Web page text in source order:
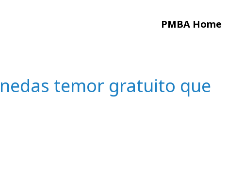
PMBA Home
temor gratuito que